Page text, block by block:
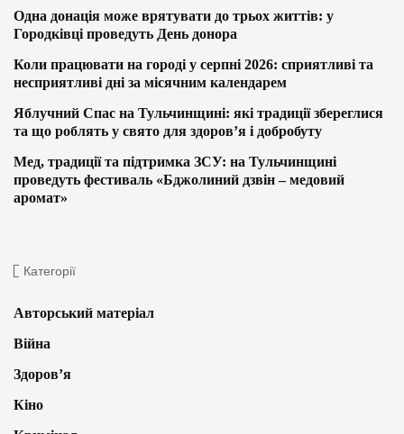
Одна донація може врятувати до трьох життів: у
Городківці проведуть День донора
Коли працювати на городі у серпні 2026: сприятливі та
несприятливі дні за місячним календарем
Яблучний Спас на Тульчинщині: які традиції збереглися
та що роблять у свято для здоров’я і добробуту
Мед, традиції та підтримка ЗСУ: на Тульчинщині
проведуть фестиваль «Бджолиний дзвін – медовий
аромат»
Категорії
Авторський матеріал
Війна
Здоров’я
Кіно